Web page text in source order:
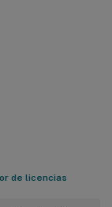
de licencias